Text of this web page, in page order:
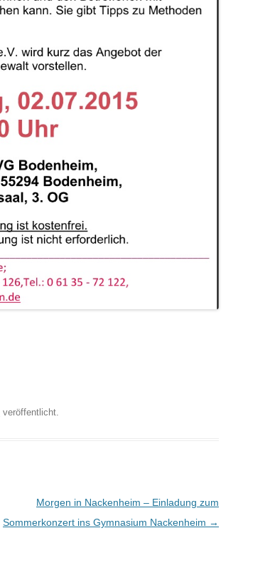
veröffentlicht.
Morgen in Nackenheim – Einladung zum
Sommerkonzert ins Gymnasium Nackenheim →